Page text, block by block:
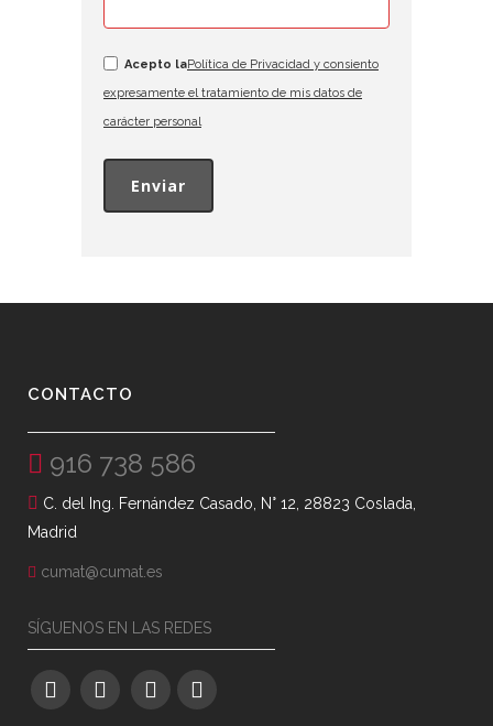
Acepto laPolítica de Privacidad y consiento
expresamente el tratamiento de mis datos de
carácter personal
CONTACTO
916 738 586
C. del Ing. Fernández Casado, N° 12, 28823 Coslada,
Madrid
cumat@cumat.es
SÍGUENOS EN LAS REDES